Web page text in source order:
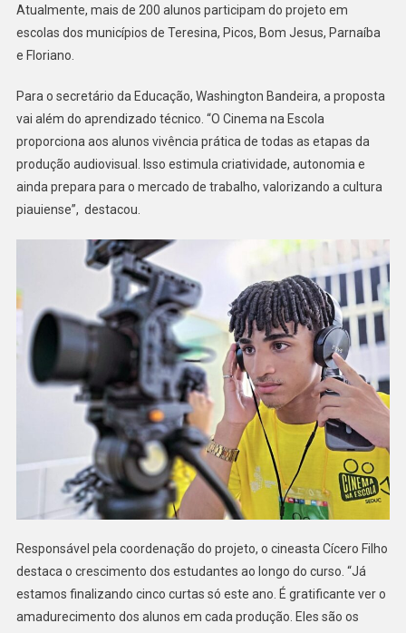
Atualmente, mais de 200 alunos participam do projeto em
escolas dos municípios de Teresina, Picos, Bom Jesus, Parnaíba
e Floriano.
Para o secretário da Educação, Washington Bandeira, a proposta
vai além do aprendizado técnico. “O Cinema na Escola
proporciona aos alunos vivência prática de todas as etapas da
produção audiovisual. Isso estimula criatividade, autonomia e
ainda prepara para o mercado de trabalho, valorizando a cultura
piauiense”, destacou.
Responsável pela coordenação do projeto, o cineasta Cícero Filho
destaca o crescimento dos estudantes ao longo do curso. “Já
estamos finalizando cinco curtas só este ano. É gratificante ver o
amadurecimento dos alunos em cada produção. Eles são os